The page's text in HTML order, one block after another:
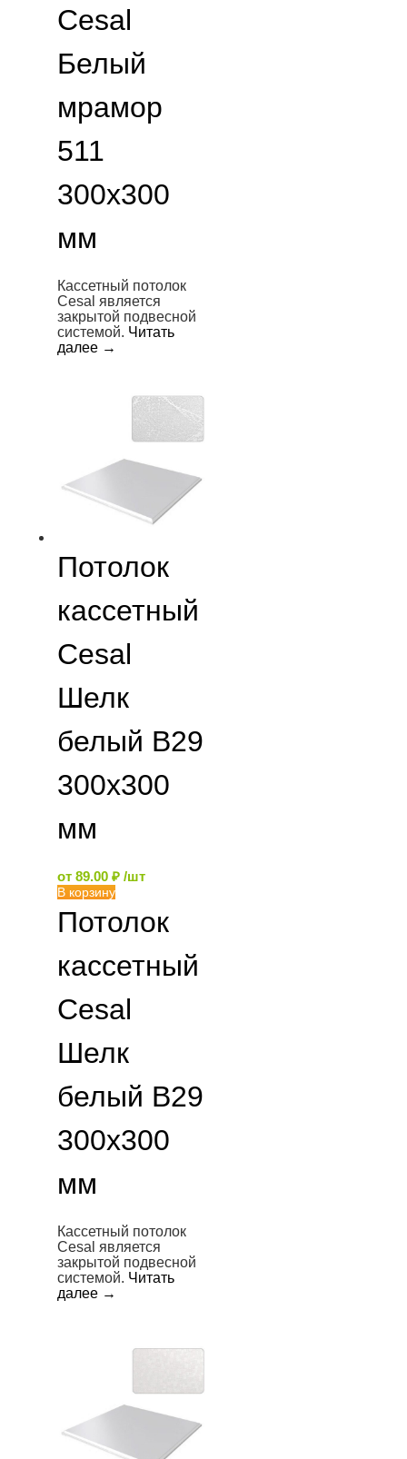
Cesal
Белый
мрамор
511
300х300
мм
Кассетный потолок
Cesal является
закрытой подвесной
системой. Читать
далее →
Потолок
кассетный
Cesal
Шелк
белый B29
300х300
мм
от 89.00 ₽ /шт
В корзину
Потолок
кассетный
Cesal
Шелк
белый B29
300х300
мм
Кассетный потолок
Cesal является
закрытой подвесной
системой. Читать
далее →